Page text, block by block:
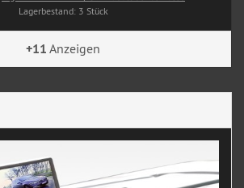
Lagerbestand: 3 Stück
+11 Anzeigen